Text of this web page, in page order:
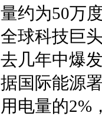
量约为50万
全球科技巨
去几年中爆
据国际能源
用电量的2%